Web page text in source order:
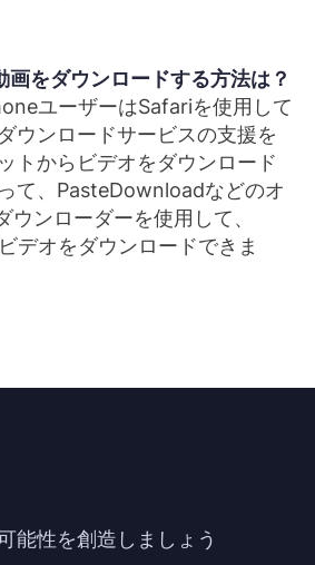
をダウンロードする方法は？
ユーザーはSafariを使用して
ウンロードサービスの支援を
トからビデオをダウンロード
て、PasteDownloadなどのオ
ンローダーを使用して、
デオをダウンロードできま
能性を創造しましょう